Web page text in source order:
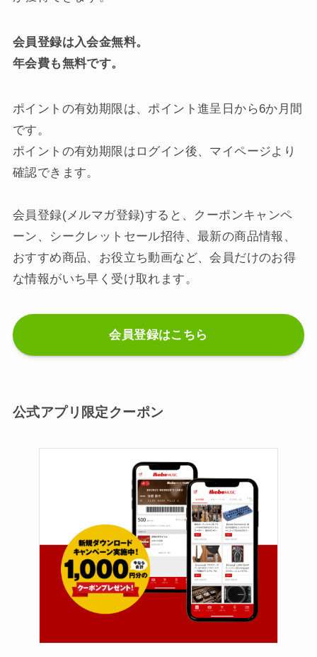
会員登録は入会金無料。
年会費も無料です。
ポイントの有効期限は、ポイント進呈日から6か月間
です。
ポイントの有効期限はログイン後、マイページより
確認できます。
会員登録(メルマガ登録)すると、クーポンキャンペ
ーン、シークレットセール招待、最新の商品情報、
おすすめ商品、お役立ち動画など、会員だけのお得
な情報がいち早く受け取れます。
会員登録はこちら
公式アプリ限定クーポン